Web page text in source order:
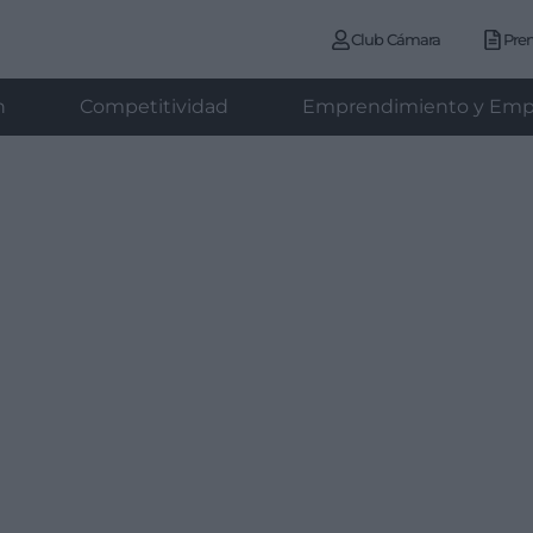
Club Cámara
Competitividad Emprendimiento y